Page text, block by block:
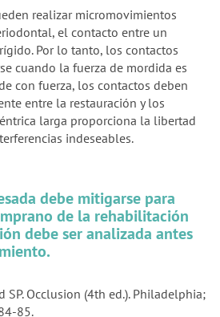
realizar micromovimientos
el contacto entre un
Por lo tanto, los contactos
cuando la fuerza de mordida es
con fuerza, los contactos deben
entre la restauración y los
larga proporciona la libertad
indeseables.
debe mitigarse para
de la rehabilitación
debe ser analizada antes
SP. Occlusion (4th ed.). Philadelphia;
85.